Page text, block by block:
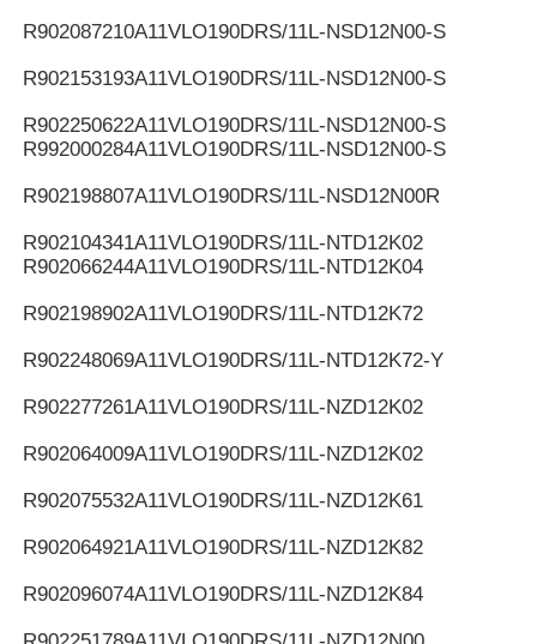
R902087210A11VLO190DRS/11L-NSD12N00-S
R902153193A11VLO190DRS/11L-NSD12N00-S
R902250622A11VLO190DRS/11L-NSD12N00-S
R992000284A11VLO190DRS/11L-NSD12N00-S
R902198807A11VLO190DRS/11L-NSD12N00R
R902104341A11VLO190DRS/11L-NTD12K02
R902066244A11VLO190DRS/11L-NTD12K04
R902198902A11VLO190DRS/11L-NTD12K72
R902248069A11VLO190DRS/11L-NTD12K72-Y
R902277261A11VLO190DRS/11L-NZD12K02
R902064009A11VLO190DRS/11L-NZD12K02
R902075532A11VLO190DRS/11L-NZD12K61
R902064921A11VLO190DRS/11L-NZD12K82
R902096074A11VLO190DRS/11L-NZD12K84